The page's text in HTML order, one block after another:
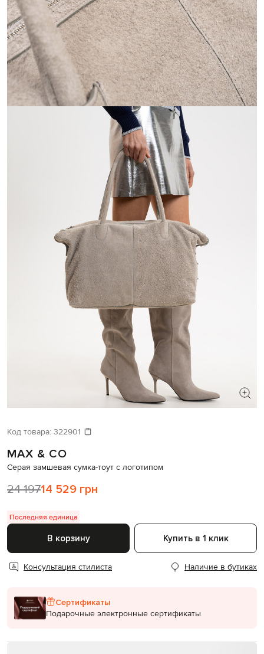
Давайте подберем что-то еще
Код товара: 322901
MAX & CO
Серая замшевая сумка-тоут с логотипом
24 19714 529 грн
Последняя единица
В корзину Купить в 1 клик
Консультация стилиста Наличие в бутиках
Сертификаты
Подарочные электронные сертификаты